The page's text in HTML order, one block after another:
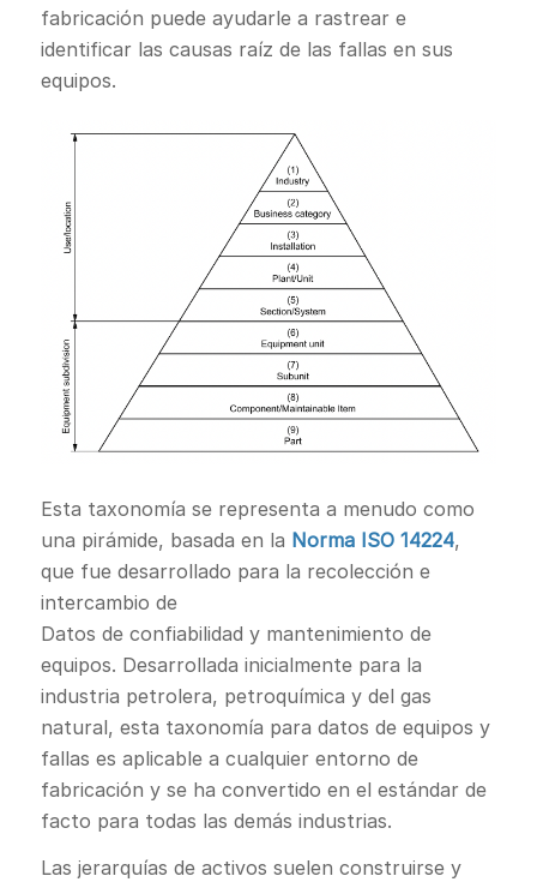
fabricación puede ayudarle a rastrear e
identificar las causas raíz de las fallas en sus
equipos.
Esta taxonomía se representa a menudo como
una pirámide, basada en la Norma ISO 14224,
que fue desarrollado para la recolección e
intercambio de
Datos de confiabilidad y mantenimiento de
equipos. Desarrollada inicialmente para la
industria petrolera, petroquímica y del gas
natural, esta taxonomía para datos de equipos y
fallas es aplicable a cualquier entorno de
fabricación y se ha convertido en el estándar de
facto para todas las demás industrias.
Las jerarquías de activos suelen construirse y